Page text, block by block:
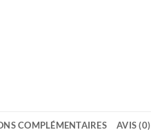
COMPLÉMENTAIRES AVIS (0)